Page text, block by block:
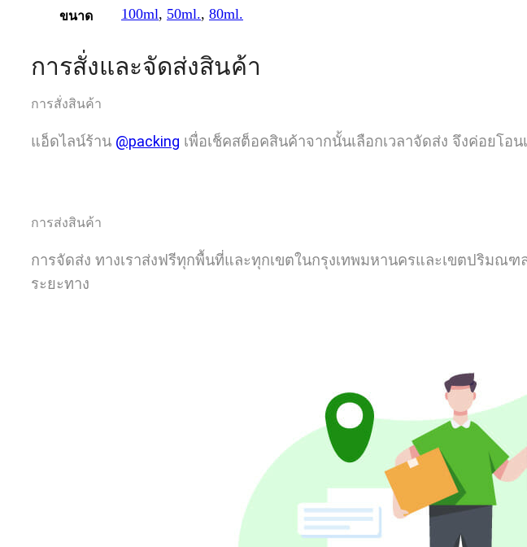
ขนาด 100ml, 50ml., 80ml.
การสั่งและจัดส่งสินค้า
การสั่งสินค้า
แอ็ดไลน์ร้าน @packing เพื่อเช็คสต็อคสินค้าจากนั้นเลือกเวลาจัดส่ง จึงค่อยโอน
การส่งสินค้า
การจัดส่ง ทางเราส่งฟรีทุกพื้นที่และทุกเขตในกรุงเทพมหานครและเขตปริมณ
ระยะทาง